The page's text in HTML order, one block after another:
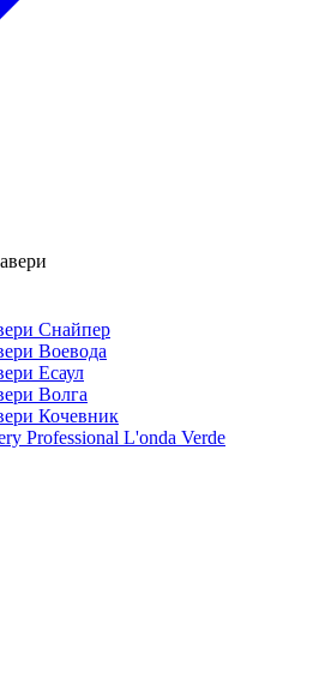
Снайпер
Воевода
Есаул
Волга
Кочевник
Professional L'onda Verde